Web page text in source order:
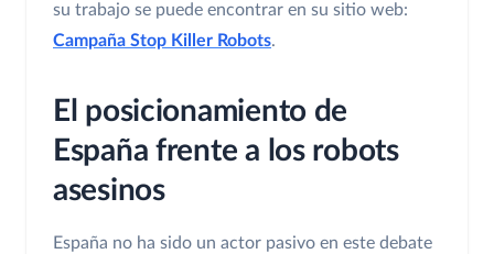
su trabajo se puede encontrar en su sitio web:
Campaña Stop Killer Robots.
El posicionamiento de
España frente a los robots
asesinos
España no ha sido un actor pasivo en este debate